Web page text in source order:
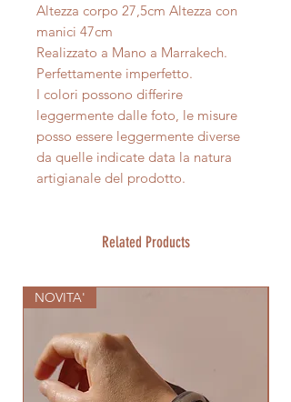
Altezza corpo 27,5cm Altezza con
manici 47cm
Realizzato a Mano a Marrakech.
Perfettamente imperfetto.
I colori possono differire
leggermente dalle foto, le misure
posso essere leggermente diverse
da quelle indicate data la natura
artigianale del prodotto.
Related Products
NOVITA'